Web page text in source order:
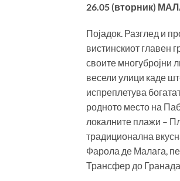
26.05 (вторник)
Појадок. Разглед и
вистинскиот главен
своите многубројни
весели улици каде
испреплетува
родното место на
локалните плажи –
традиционална
Фарола де Малага,
Трансфер до